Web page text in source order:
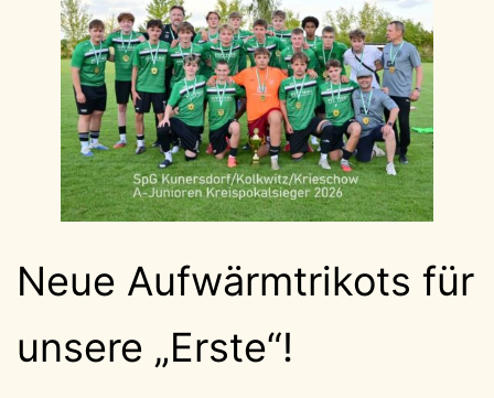
Neue Aufwärmtrikots für
unsere „Erste“!